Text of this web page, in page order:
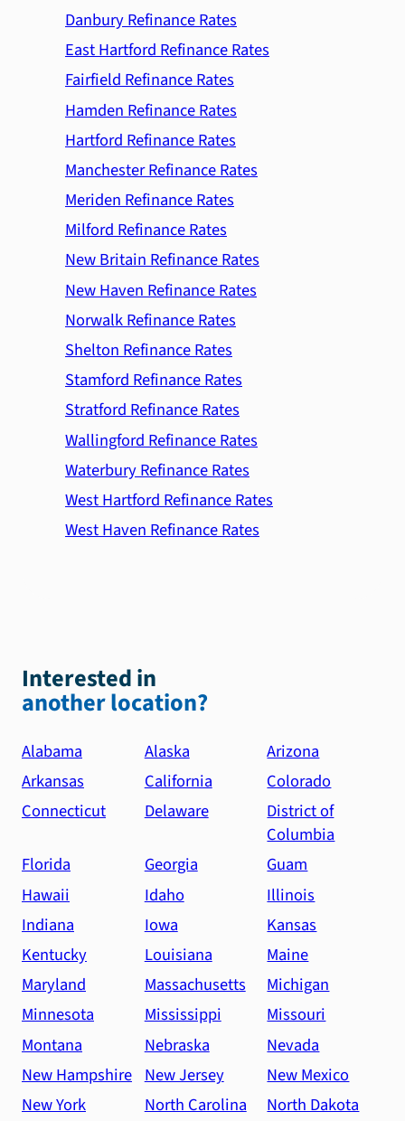
Danbury Refinance Rates
East Hartford Refinance Rates
Fairfield Refinance Rates
Hamden Refinance Rates
Hartford Refinance Rates
Manchester Refinance Rates
Meriden Refinance Rates
Milford Refinance Rates
New Britain Refinance Rates
New Haven Refinance Rates
Norwalk Refinance Rates
Shelton Refinance Rates
Stamford Refinance Rates
Stratford Refinance Rates
Wallingford Refinance Rates
Waterbury Refinance Rates
West Hartford Refinance Rates
West Haven Refinance Rates
Interested in
another location?
Alabama Alaska
Arizona
Arkansas
California
Colorado
Connecticut
Delaware
District of
Columbia
Florida
Georgia
Guam
Hawaii
Idaho
Illinois
Indiana
Iowa
Kansas
Kentucky
Louisiana
Maine
Maryland
Massachusetts
Michigan
Minnesota
Mississippi
Missouri
Montana
Nebraska
Nevada
New Hampshire New Jersey
New Mexico
New York
North Carolina
North Dakota